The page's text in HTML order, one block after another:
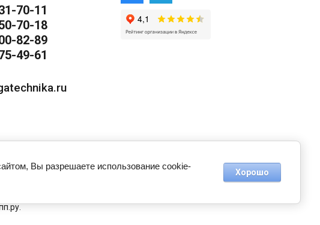
70-11
70-18
82-89
49-61
Вы разрешаете использование cookie-
Хорошо